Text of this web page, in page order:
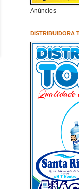
Anúncios
DISTRIBUIDORA